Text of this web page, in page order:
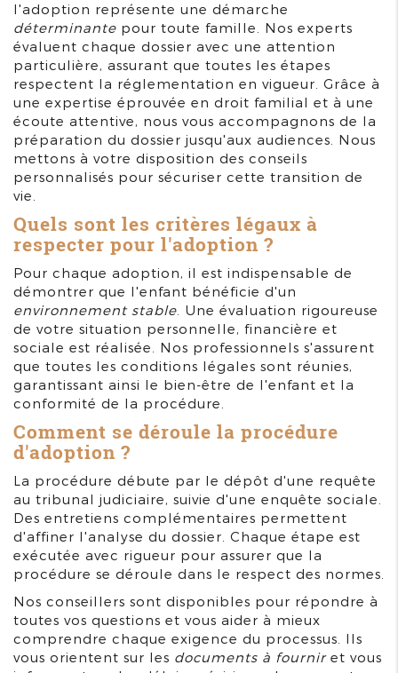
l'adoption représente une démarche
déterminante pour toute famille. Nos experts
évaluent chaque dossier avec une attention
particulière, assurant que toutes les étapes
respectent la réglementation en vigueur. Grâce à
une expertise éprouvée en droit familial et à une
écoute attentive, nous vous accompagnons de la
préparation du dossier jusqu'aux audiences. Nous
mettons à votre disposition des conseils
personnalisés pour sécuriser cette transition de
vie.
Quels sont les critères légaux à
respecter pour l'adoption ?
Pour chaque adoption, il est indispensable de
démontrer que l'enfant bénéficie d'un
environnement stable . Une évaluation rigoureuse
de votre situation personnelle, financière et
sociale est réalisée. Nos professionnels s'assurent
que toutes les conditions légales sont réunies,
garantissant ainsi le bien-être de l'enfant et la
conformité de la procédure.
Comment se déroule la procédure
d'adoption ?
La procédure débute par le dépôt d'une requête
au tribunal judiciaire, suivie d'une enquête sociale.
Des entretiens complémentaires permettent
d'affiner l'analyse du dossier. Chaque étape est
exécutée avec rigueur pour assurer que la
procédure se déroule dans le respect des normes.
Nos conseillers sont disponibles pour répondre à
toutes vos questions et vous aider à mieux
comprendre chaque exigence du processus. Ils
vous orientent sur les documents à fourniret vous